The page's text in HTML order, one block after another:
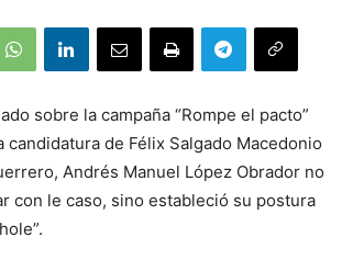
sobre la campaña “Rompe el pacto”
candidatura de Félix Salgado Macedonio
Andrés Manuel López Obrador no
con le caso, sino estableció su postura